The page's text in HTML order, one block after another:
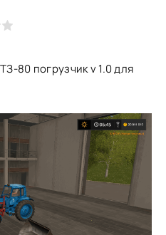
80 погрузчик v 1.0 для